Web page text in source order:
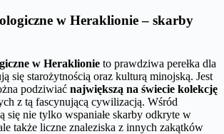
w Heraklionie – skarby
w Heraklionie to prawdziwa perełka dla
się starożytnością oraz kulturą minojską. Jest
podziwiać największą na świecie kolekcję
z tą fascynującą cywilizacją. Wśród
się nie tylko wspaniałe skarby odkryte w
także liczne znaleziska z innych zakątków